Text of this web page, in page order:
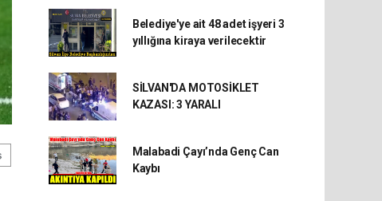
Belediye'ye ait 48 adet işyeri 3
yıllığına kiraya verilecektir
SİLVAN'DA MOTOSİKLET
KAZASI: 3 YARALI
Malabadi Çayı’nda Genç Can
Kaybı